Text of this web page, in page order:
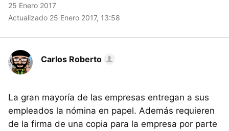
25 Enero 2017
Actualizado 25 Enero 2017, 13:58
Carlos Roberto
La gran mayoría de las empresas entregan a sus
empleados la nómina en papel. Además requieren
de la firma de una copia para la empresa por parte